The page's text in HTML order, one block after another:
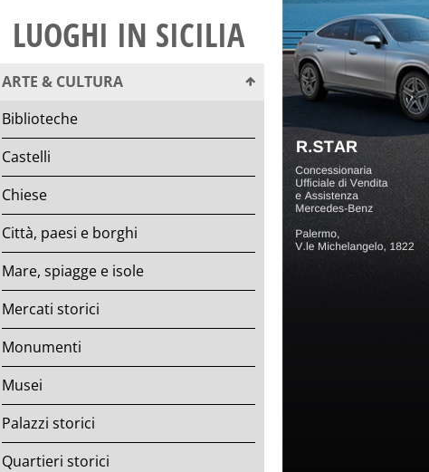
LUOGHI IN SICILIA
ARTE & CULTURA
Biblioteche
Castelli
Chiese
Città, paesi e borghi
Mare, spiagge e isole
Mercati storici
Monumenti
Musei
Palazzi storici
Quartieri storici